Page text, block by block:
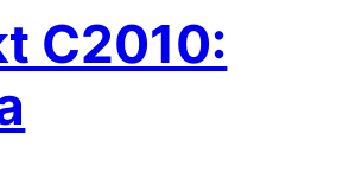
C2010: